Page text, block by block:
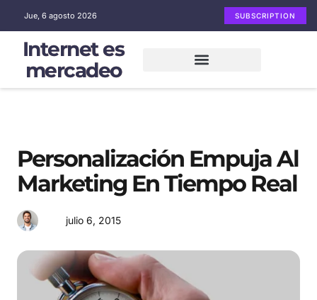
Jue, 6 agosto 2026 SUBSCRIPTION
Internet es
mercadeo
Personalización Empuja Al
Marketing En Tiempo Real
julio 6, 2015